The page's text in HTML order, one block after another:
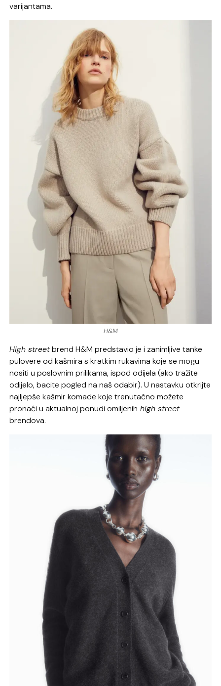
varijantama.
H&M
High streetbrend H&M predstavio je i zanimljive tanke
pulovere od kašmira s kratkim rukavima koje se mogu
nositi u poslovnim prilikama, ispod odijela (ako tražite
odijelo, bacite pogled na naš odabir). U nastavku otkrijte
najljepše kašmir komade koje trenutačno možete
pronaći u aktualnoj ponudi omiljenih high street
brendova.